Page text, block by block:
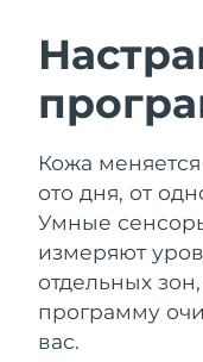
Кожа
ото дня, от
Умные
измеряют
отдельных
программу
вас.
Anti-
Увлажнение
Австралия
Бахрейн
Бельгия